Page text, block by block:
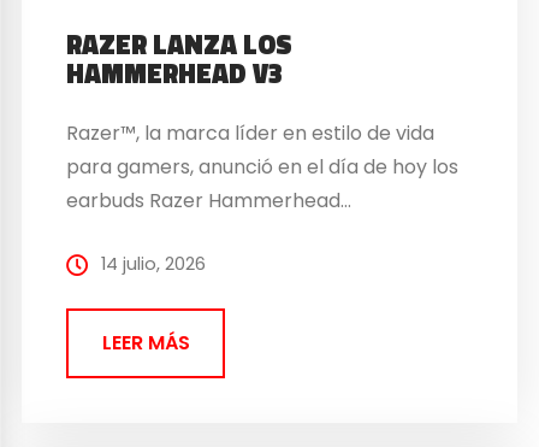
RAZER LANZA LOS
HAMMERHEAD V3
Razer™, la marca líder en estilo de vida
para gamers, anunció en el día de hoy los
earbuds Razer Hammerhead…
14 julio, 2026
LEER MÁS